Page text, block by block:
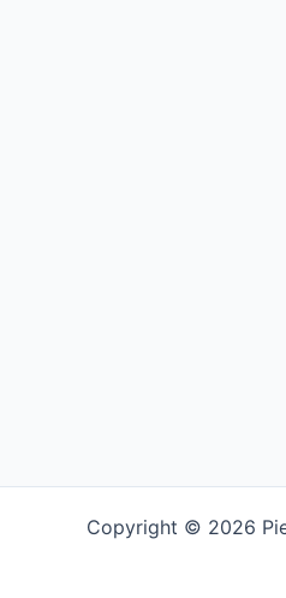
Copyright © 2026